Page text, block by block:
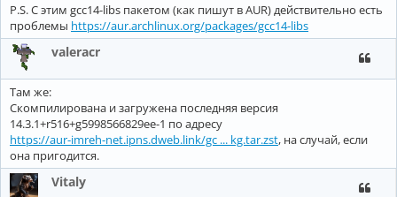
P.S. С этим gcc14-libs пакетом (как пишут в AUR) действительно есть
проблемы https://aur.archlinux.org/packages/gcc14-libs
valeracr
Там же:
Скомпилирована и загружена последняя версия
14.3.1+r516+g5998566829ee-1 по адресу
https://aur-imreh-net.ipns.dweb.link/gc ... kg.tar.zst, на случай, если
она пригодится.
Vitaly